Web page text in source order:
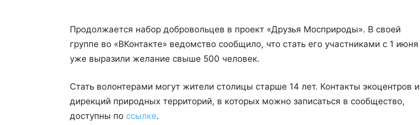
Продолжается набор добровольцев в проект «Друзья Мосприроды». В своей
группе во «ВКонтакте» ведомство сообщило, что стать его участниками с 1 июня
уже выразили желание свыше 500 человек.
Стать волонтерами могут жители столицы старше 14 лет. Контакты экоцентров и
дирекций природных территорий, в которых можно записаться в сообщество,
доступны по ссылке.